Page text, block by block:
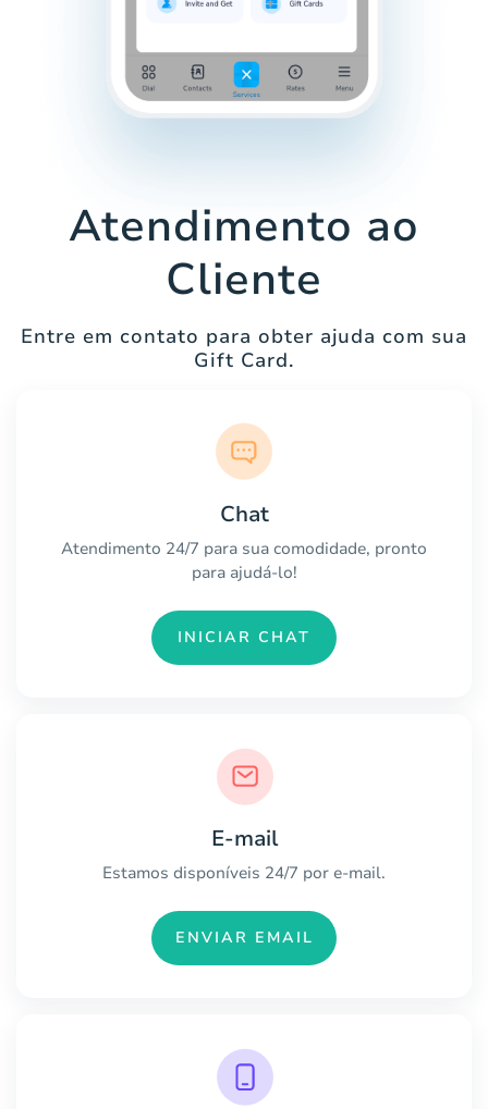
Atendimento ao
Cliente
Entre em contato para obter ajuda com sua
Gift Card.
Chat
Atendimento 24/7 para sua comodidade, pronto
para ajudá-lo!
INICIAR CHAT
E-mail
Estamos disponíveis 24/7 por e-mail.
ENVIAR EMAIL